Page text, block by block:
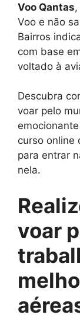
Voo Qantas
Voo e não
Bairros
com base
voltado à
Descubra
voar pelo
curso online
para entrar
nela.
voar